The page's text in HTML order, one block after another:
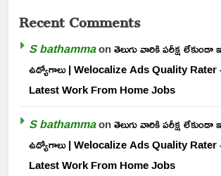
Recent Comments
S bathammaonతెలుగు వారికి పరీక్ష
ఉద్యోగాలు | Welocalize Ads Quality
Latest Work From Home Jobs
S bathammaonతెలుగు వారికి పరీక్ష
ఉద్యోగాలు | Welocalize Ads Quality
Latest Work From Home Jobs